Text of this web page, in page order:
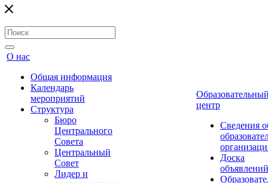
О нас
Общая информация
Календарь
мероприятий
Структура
Бюро
Центрального
Совета
Центральный
Совет
Лидер и
центр
Сведения
Доска
объявлений